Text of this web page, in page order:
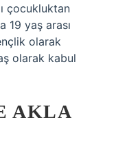
çocukluktan
19 yaş arası
olarak
olarak kabul
AKLA